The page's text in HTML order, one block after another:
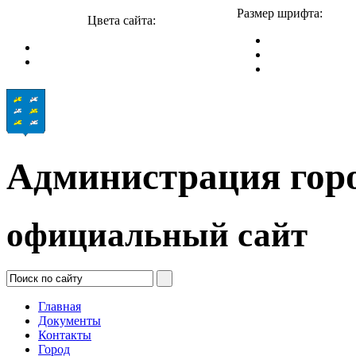
Цвета сайта:
Размер шрифта:
Администрация
официальный сайт
Главная
Документы
Контакты
Город